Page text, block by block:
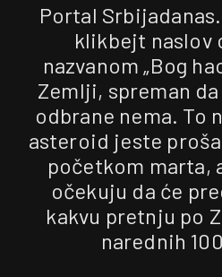
Portal
klikbejt naslov
nazvanom „Bog
Zemlji, spreman
odbrane nema. To
asteroid jeste
početkom marta,
očekuju da će
kakvu pretnju po
narednih